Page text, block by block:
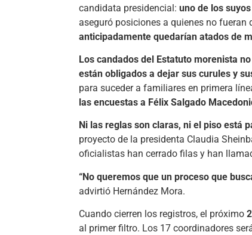
candidata presidencial: uno de los
aseguró posiciones a quienes no
anticipadamente quedarían atados de
Los candados del Estatuto morenista
están obligados a dejar sus curules y
para suceder a familiares en primera
las encuestas a Félix Salgado
Ni las reglas son claras, ni el piso está
proyecto de la presidenta Claudia
oficialistas han cerrado filas y han
“No queremos que un proceso que
advirtió Hernández Mora.
Cuando cierren los registros, el próximo
al primer filtro. Los 17 coordinadores